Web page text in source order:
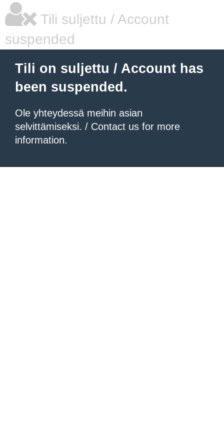
Tili suljettu / Account
suspended
Tili on suljettu / Account has
been suspended.
Ole yhteydessä meihin asian
selvittämiseksi. / Contact us for more
information.